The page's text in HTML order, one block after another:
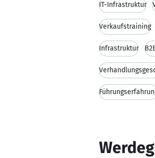
IT-Infrastruktur
Verkaufstraining
Infrastruktur